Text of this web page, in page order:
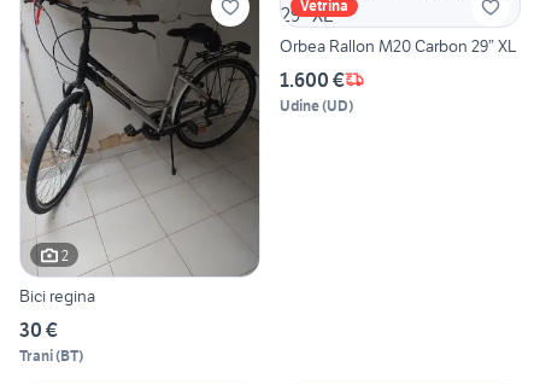
2
Bici regina
30 €
Trani(BT)
Vetrina
Orbea Rallon M20 Carbon 29” XL
1.600 €
Udine(UD)